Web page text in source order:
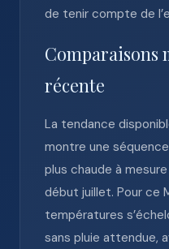
de tenir compte de
Comparaisons
récente
La tendance
montre une
plus chaude à
début juillet. Pour ce
températures
sans pluie attendue,